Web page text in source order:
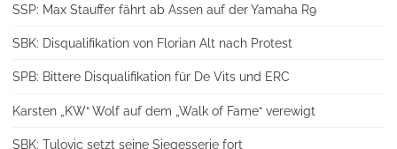
SSP: Max Stauffer fährt ab Assen auf der Yamaha R9
SBK: Disqualifikation von Florian Alt nach Protest
SPB: Bittere Disqualifikation für De Vits und ERC
Karsten „KW“ Wolf auf dem „Walk of Fame“ verewigt
SBK: Tulovic setzt seine Siegesserie fort